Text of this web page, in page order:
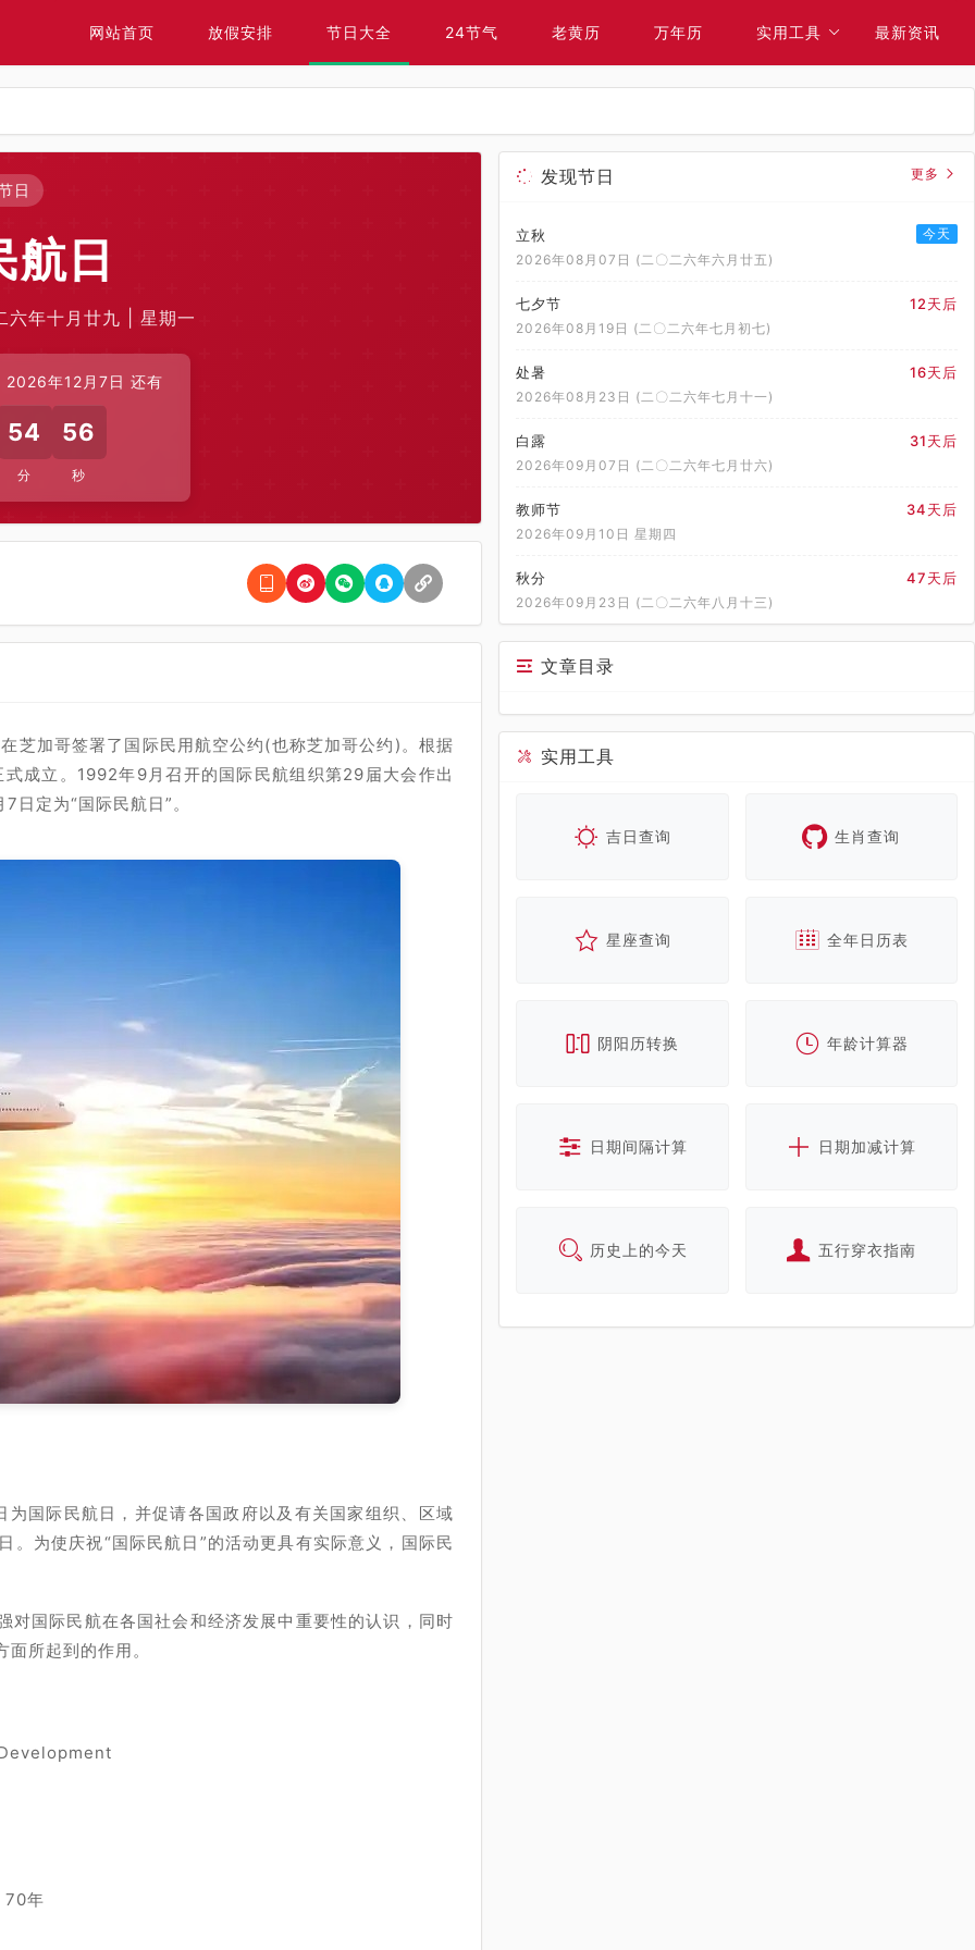
网站首页 放假安排 节日大全 24节气 老黄历 万年历 实用工具 最新资讯
日
航日
年十月廿九 | 星期一
2026年12月7日 还有
54
分
55
秒
芝加哥签署了国际民用航空公约(也称芝加哥公约)。根据
成立。1992年9月召开的国际民航组织第29届大会作出
定为“国际民航日”。
国际民航日，并促请各国政府以及有关国家组织、区域
为使庆祝“国际民航日”的活动更具有实际意义，国际民
对国际民航在各国社会和经济发展中重要性的认识，同时
所起到的作用。
70年
发现节日 更多
立秋
今天
2026年08月07日 (二〇二六年六月廿五)
七夕节 12天后
2026年08月19日 (二〇二六年七月初七)
处暑 16天后
2026年08月23日 (二〇二六年七月十一)
白露 31天后
2026年09月07日 (二〇二六年七月廿六)
教师节 34天后
2026年09月10日 星期四
秋分 47天后
2026年09月23日 (二〇二六年八月十三)
文章目录
实用工具
吉日查询 生肖查询
星座查询 全年日历表
阴阳历转换 年龄计算器
日期间隔计算 日期加减计算
历史上的今天 五行穿衣指南